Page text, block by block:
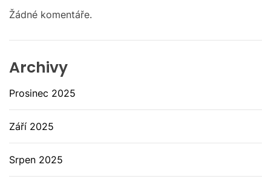
Žádné komentáře.
Archivy
Prosinec 2025
Září 2025
Srpen 2025